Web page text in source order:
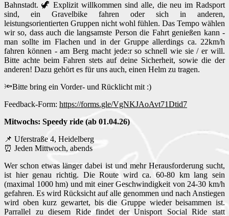
Bahnstadt. 🦖 Explizit willkommen sind alle, die neu im Radsport
sind, ein Gravelbike fahren oder sich in anderen,
leistungsorientierten Gruppen nicht wohl fühlen. Das Tempo wählen
wir so, dass auch die langsamste Person die Fahrt genießen kann -
man sollte im Flachen und in der Gruppe allerdings ca. 22km/h
fahren können - am Berg macht jede:r so schnell wie sie / er will.
Bitte achte beim Fahren stets auf deine Sicherheit, sowie die der
anderen! Dazu gehört es für uns auch, einen Helm zu tragen.
🔦Bitte bring ein Vorder- und Rücklicht mit :)
Feedback-Form: https://forms.gle/VgNKJAoAvt71Dtid7
Mitwochs: Speedy ride (ab 01.04.26)
📌 Uferstraße 4, Heidelberg
⏰ Jeden Mittwoch, abends
Wer schon etwas länger dabei ist und mehr Herausforderung sucht,
ist hier genau richtig. Die Route wird ca. 60-80 km lang sein
(maximal 1000 hm) und mit einer Geschwindigkeit von 24-30 km/h
gefahren. Es wird Rücksicht auf alle genommen und nach Anstiegen
wird oben kurz gewartet, bis die Gruppe wieder beisammen ist.
Parrallel zu diesem Ride findet der Unisport Social Ride statt